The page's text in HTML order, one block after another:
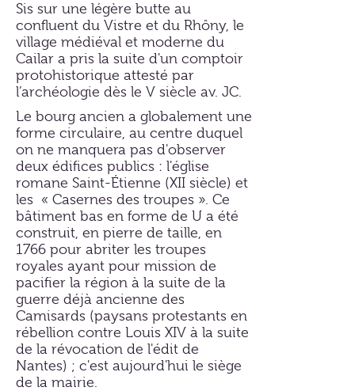
Sis sur une légère butte au
confluent du Vistre et du Rhôny, le
village médiéval et moderne du
Cailar a pris la suite d'un comptoir
protohistorique attesté par
l’archéologie dès le V siècle av. JC.
Le bourg ancien a globalement une
forme circulaire, au centre duquel
on ne manquera pas d'observer
deux édifices publics : l'église
romane Saint-Étienne (XII siècle) et
les « Casernes des troupes ». Ce
bâtiment bas en forme de U a été
construit, en pierre de taille, en
1766 pour abriter les troupes
royales ayant pour mission de
pacifier la région à la suite de la
guerre déjà ancienne des
Camisards (paysans protestants en
rébellion contre Louis XIV à la suite
de la révocation de l'édit de
Nantes) ; c'est aujourd'hui le siège
de la mairie.